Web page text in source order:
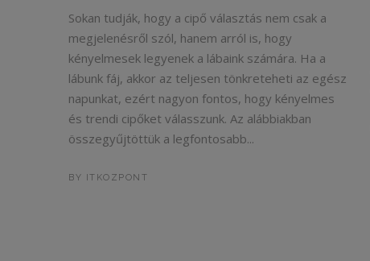
Sokan tudják, hogy a cipő választás nem csak a
megjelenésről szól, hanem arról is, hogy
kényelmesek legyenek a lábaink számára. Ha a
lábunk fáj, akkor az teljesen tönkreteheti az egész
napunkat, ezért nagyon fontos, hogy kényelmes
és trendi cipőket válasszunk. Az alábbiakban
összegyűjtöttük a legfontosabb...
BY ITKOZPONT